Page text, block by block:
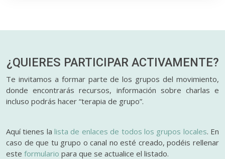
¿QUIERES PARTICIPAR ACTIVAMENTE?
Te invitamos a formar parte de los grupos del movimiento,
donde encontrarás recursos, información sobre charlas e
incluso podrás hacer “terapia de grupo”.
Aquí tienes lalista de enlaces de todos los grupos locales. En
caso de que tu grupo o canal no esté creado, podéis rellenar
este formulario para que se actualice el listado.